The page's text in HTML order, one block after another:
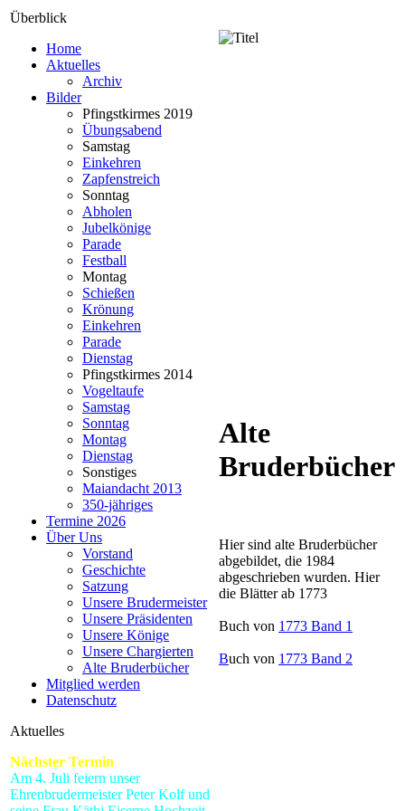
Überblick
Home
Aktuelles
Archiv
Bilder
Pfingstkirmes 2019
Übungsabend
Samstag
Einkehren
Zapfenstreich
Sonntag
Abholen
Jubelkönige
Parade
Festball
Montag
Schießen
Krönung
Einkehren
Parade
Dienstag
Pfingstkirmes 2014
Vogeltaufe
Samstag
Sonntag
Montag
Dienstag
Sonstiges
Maiandacht 2013
350-jähriges
Termine 2026
Über Uns
Vorstand
Geschichte
Satzung
Unsere Brudermeister
Unsere Präsidenten
Unsere Könige
Unsere Chargierten
Alte Bruderbücher
Mitglied werden
Datenschutz
Aktuelles
Nächster Termin
Am 4. Juli feiern unser
Ehrenbrudermeister Peter Kolf und
Alte
Bruderbücher
Hier sind alte Bruderbücher
abgebildet, die 1984
abgeschrieben wurden. Hier
die Blätter ab 1773
Buch von 1773 Band 1
Buch von 1773 Band 2